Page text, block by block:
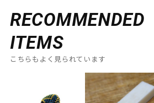
RECOMMENDED
ITEMS
こちらもよく見られています